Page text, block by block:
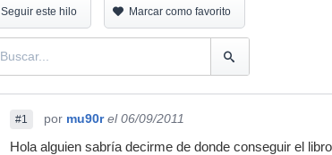
Seguir este hilo Marcar como favorito
#1 por mu90r el 06/09/2011
Hola alguien sabría decirme de donde conseguir el